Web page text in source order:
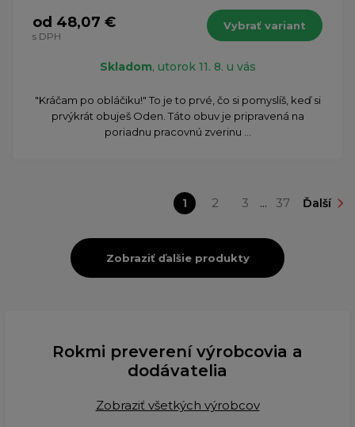
od 48,07 €
s DPH
Vybrať variant
Skladom, utorok 11. 8. u vás
​"Kráčam po obláčiku!" To je to prvé, čo si pomyslíš, keď si
prvýkrát obuješ Oden. Táto obuv je pripravená na
poriadnu pracovnú zverinu ...
1 2 3 ... 37 Ďalší
Zobraziť ďalšie produkty
Rokmi preverení výrobcovia a
dodávatelia
Zobraziť všetkých výrobcov